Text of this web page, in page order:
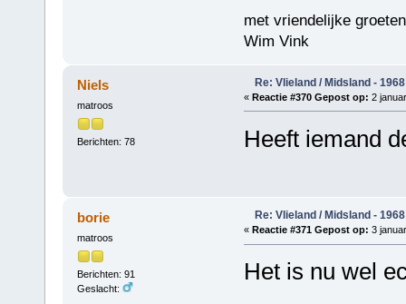
met vriendelijke
Wim Vink
Niels
matroos
Berichten: 78
Re: Vlieland / Midsland - 1968
« Reactie #370 Gepost op: 2
Heeft iemand
borie
matroos
Berichten: 91
Geslacht:
Re: Vlieland / Midsland - 1968
« Reactie #371 Gepost op: 3
Het is nu wel